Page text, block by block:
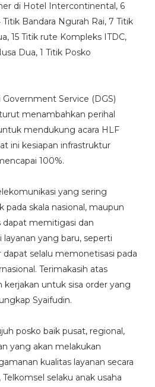
di Hotel Intercontinental, 6
Bandara Ngurah Rai, 7 Titik
15 Titik rute Kompleks ITDC,
Dua, 1 Titik Posko
Service (DGS)
menambahkan perihal
mendukung acara HLF
ini kesiapan infrastruktur
100%.
yang sering
pada skala nasional, maupun
dapat memitigasi dan
yang baru, seperti
dapat selalu memonetisasi pada
Terimakasih atas
kerjakan untuk sisa order yang
Syaifudin.
posko baik pusat, regional,
yang akan melakukan
kualitas layanan secara
selaku anak usaha